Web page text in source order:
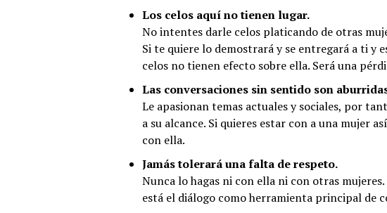
Los celos aquí no tienen lugar.
No intentes darle celos platicando de otras
Si te quiere lo demostrará y se entregará a ti y
celos no tienen efecto sobre ella. Será una
Las conversaciones sin sentido son
Le apasionan temas actuales y sociales, por
a su alcance. Si quieres estar con a una mujer
con ella.
Jamás tolerará una falta de respeto.
Nunca lo hagas ni con ella ni con otras
está el diálogo como herramienta principal de